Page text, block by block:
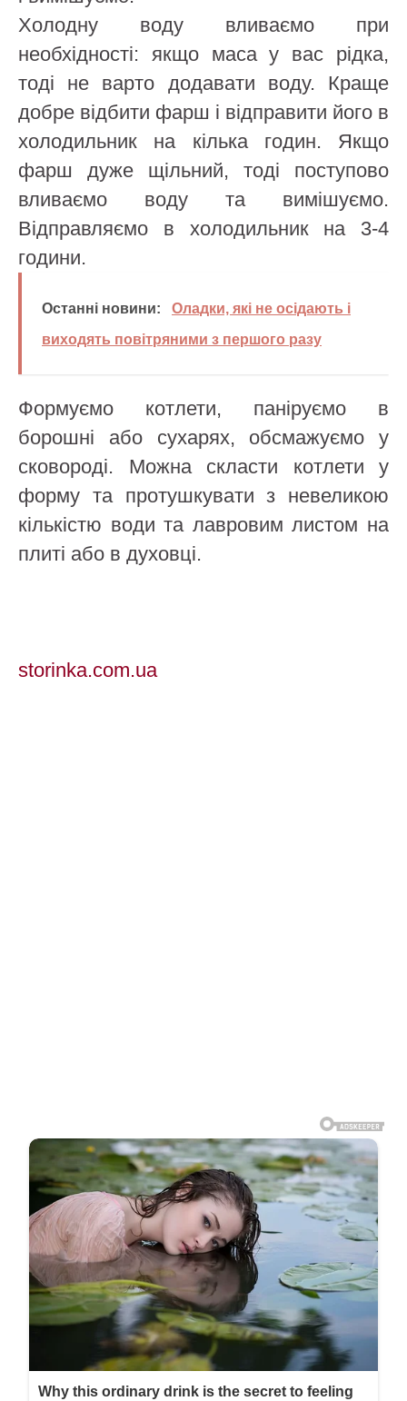
Холодну воду вливаємо при
необхідності: якщо маса у вас рідка,
тоді не варто додавати воду. Краще
добре відбити фарш і відправити його в
холодильник на кілька годин. Якщо
фарш дуже щільний, тоді поступово
вливаємо воду та вимішуємо.
Відправляємо в холодильник на 3-4
години.
Останні новини:
Оладки, які не осідають і
виходять повітряними з першого разу
Формуємо котлети, паніруємо в
борошні або сухарях, обсмажуємо у
сковороді. Можна скласти котлети у
форму та протушкувати з невеликою
кількістю води та лавровим листом на
плиті або в духовці.
storinka.com.ua